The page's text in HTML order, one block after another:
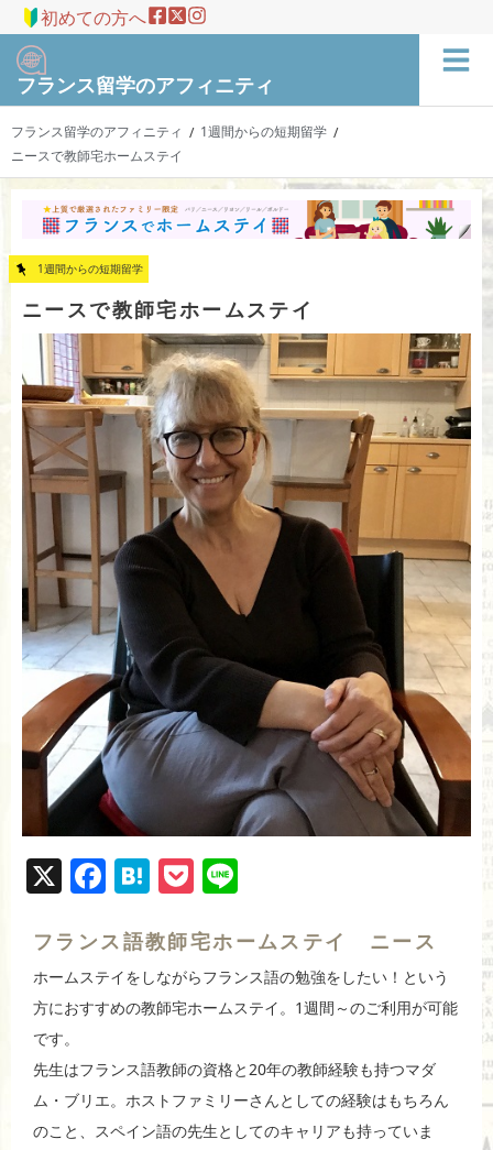
初めての方へ
フランス留学のアフィニティ
フランス留学のアフィニティ / 1週間からの短期留学 /
ニースで教師宅ホームステイ
1週間からの短期留学
ニースで教師宅ホームステイ
X F
c
e
b
o
o
k
H
e
n
a
P
ck
et
e
フランス語教師宅ホームステイ ニース
ホームステイをしながらフランス語の勉強をしたい！という
方におすすめの教師宅ホームステイ。1週間～のご利用が可能
です。
先生はフランス語教師の資格と20年の教師経験も持つマダ
ム・ブリエ。ホストファミリーさんとしての経験はもちろん
のこと、スペイン語の先生としてのキャリアも持っていま